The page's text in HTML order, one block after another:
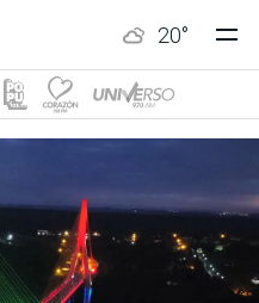
20°